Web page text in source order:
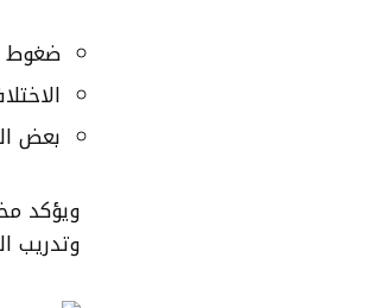
ضغوط
بعض
ويؤكد
وتدريب